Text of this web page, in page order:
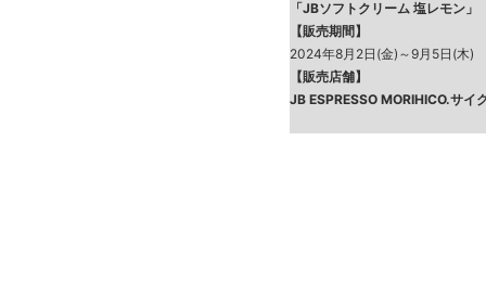
「JBソフトクリーム 塩レモン」
【販売期間】
2024年8月2日(金)～9月5日(木)
【販売店舗】
JB ESPRESSO MORIHICO.サイ